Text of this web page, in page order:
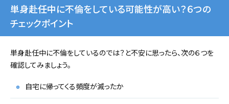
単身赴任中に不倫をしている可能性が高い？６つの
チェックポイント
単身赴任中に不倫をしているのでは？と不安に思ったら、次の６つを
確認してみましょう。
自宅に帰ってくる頻度が減ったか